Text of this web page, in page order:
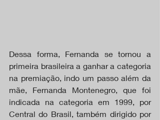
Dessa forma, Fernanda se tornou a
primeira brasileira a ganhar a categoria
na premiação, indo um passo além da
mãe, Fernanda Montenegro, que foi
indicada na categoria em 1999, por
Central do Brasil, também dirigido por